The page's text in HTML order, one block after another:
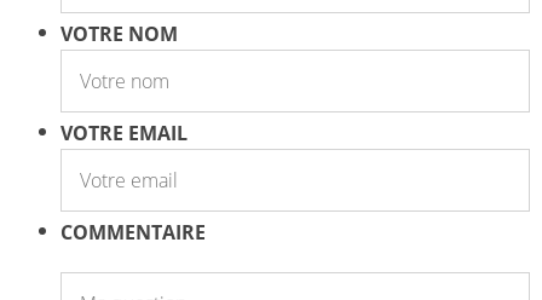
VOTRE NOM
VOTRE EMAIL
COMMENTAIRE